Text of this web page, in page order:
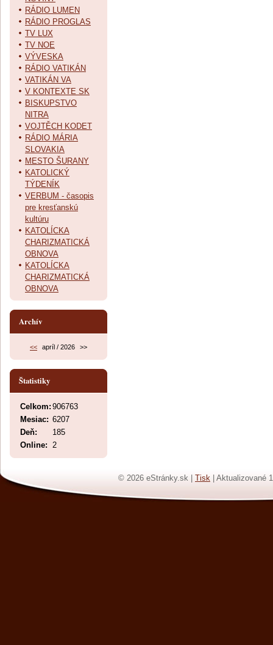
RÁDIO LUMEN
RÁDIO PROGLAS
TV LUX
TV NOE
VÝVESKA
RÁDIO VATIKÁN
VATIKÁN VA
V KONTEXTE SK
BISKUPSTVO
NITRA
VOJTĚCH KODET
RÁDIO MÁRIA
SLOVAKIA
MESTO ŠURANY
KATOLICKÝ
TÝDENÍK
VERBUM - časopis
pre kresťanskú
kultúru
KATOLÍCKA
CHARIZMATICKÁ
OBNOVA
KATOLÍCKA
CHARIZMATICKÁ
OBNOVA
Archív
<< apríl / 2026 >>
Štatistiky
Online: 2
Celkom: 906763
Mesiac: 6207
Deň:
185
© 2026 eStránky.sk | Tisk | Aktualizované